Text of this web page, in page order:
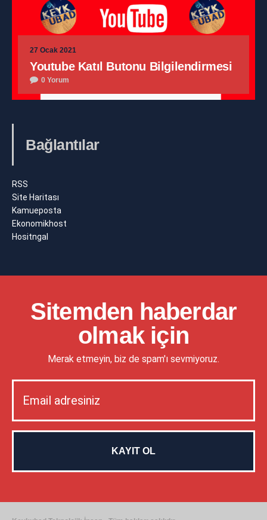
27 Ocak 2021
Youtube Katıl Butonu Bilgilendirmesi
0 Yorum
Bağlantılar
RSS
Site Haritası
Kamueposta
Ekonomikhost
Hositngal
Sitemden haberdar
olmak için
Merak etmeyin, biz de spam'ı sevmiyoruz.